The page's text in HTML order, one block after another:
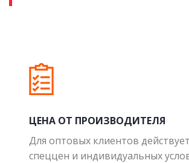
ЦЕНА ОТ ПРОИЗВОДИТЕЛЯ
Для оптовых клиентов
спеццен и индивидуальных